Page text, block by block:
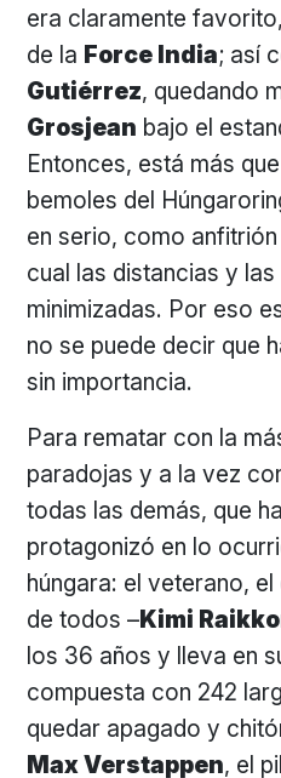
era claramente
de la Force India; así
Gutiérrez, quedando
Grosjean bajo el
Entonces, está más
bemoles del
en serio, como
cual las distancias y
minimizadas. Por eso
no se puede decir que
sin importancia.
Para rematar con la
paradojas y a la vez
todas las demás, que
protagonizó en lo
húngara: el veterano,
de todos –Kimi
los 36 años y lleva en
compuesta con 242
quedar apagado y
Max Verstappen, el